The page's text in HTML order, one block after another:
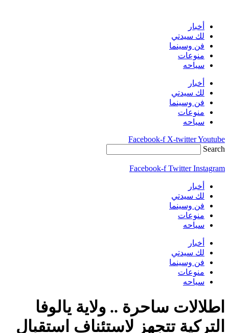
content أخبار
لك سيدتي
فن وسينما
منوعات
سياحه
أخبار
لك سيدتي
فن وسينما
منوعات
سياحه
Facebook-f X-twitterYoutube
Search
Facebook-f Twitter Instagram
أخبار
لك سيدتي
فن وسينما
منوعات
سياحه
أخبار
لك سيدتي
فن وسينما
منوعات
سياحه
اطلالات ساحرة .. ولاية يالوفا
التركية تتجهز لاستئناف استقبال